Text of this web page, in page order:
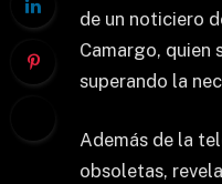
de un noticiero
Camargo,
superando la
Además de la
obsoletas,